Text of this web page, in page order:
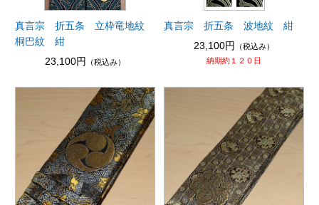
真言宗 折五条 立枠竜地紋
桐巴紋 紺
23,100円
（税込み）
真言宗 折五条 波地紋 紺
23,100円
（税込み）
納期約１２０日